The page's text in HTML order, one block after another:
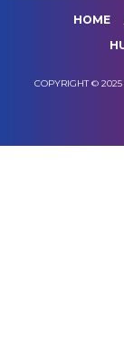
HOME
COPYRIGHT ©